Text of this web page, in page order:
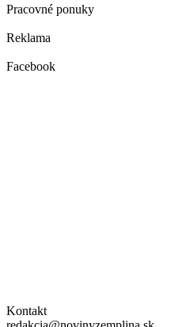
Pracovné ponuky
Reklama
Facebook
Kontakt